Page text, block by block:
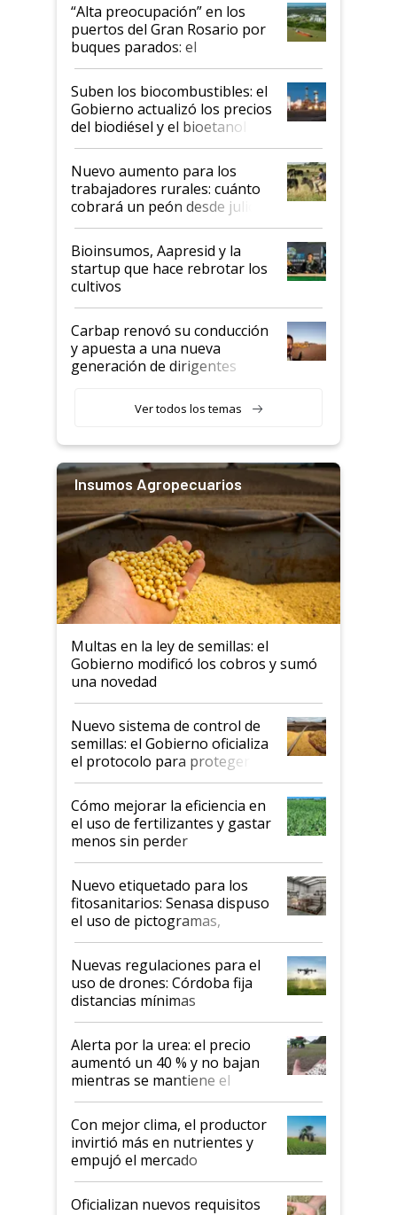
“Alta preocupación” en los
puertos del Gran Rosario por
buques parados: el
funcionamiento de las
exportadoras en tensión tras
la medida de fuerza de los
prácticos
Suben los biocombustibles: el
Gobierno actualizó los precios
del biodiésel y el bioetanol
Nuevo aumento para los
trabajadores rurales: cuánto
cobrará un peón desde julio
Bioinsumos, Aapresid y la
startup que hace rebrotar los
cultivos
Carbap renovó su conducción
y apuesta a una nueva
generación de dirigentes
Ver todos los temas
Insumos Agropecuarios
Multas en la ley de semillas: el
Gobierno modificó los cobros y sumó
una novedad
Nuevo sistema de control de
semillas: el Gobierno oficializa
el protocolo para proteger la
propiedad intelectual
Cómo mejorar la eficiencia en
el uso de fertilizantes y gastar
menos sin perder
productividad en la campaña
fina
Nuevo etiquetado para los
fitosanitarios: Senasa dispuso
el uso de pictogramas,
palabras de advertencia e
indicaciones
Nuevas regulaciones para el
uso de drones: Córdoba fija
distancias mínimas
Alerta por la urea: el precio
aumentó un 40 % y no bajan
mientras se mantiene el
conflicto en Medio Oriente
Con mejor clima, el productor
invirtió más en nutrientes y
empujó el mercado
Oficializan nuevos requisitos